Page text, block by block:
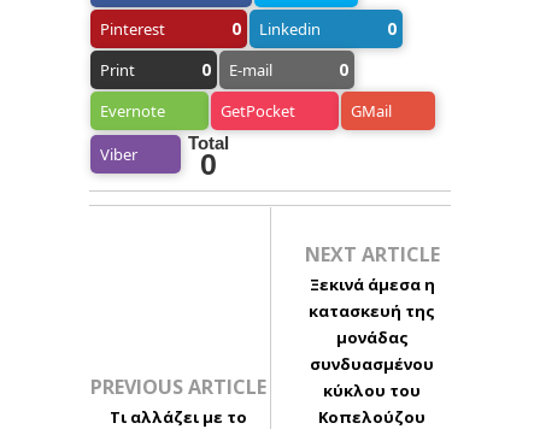
Pinterest
0 Linkedin 0
Print 0 E-mail 0
Evernote GetPocket GMail
Viber
Total
0
PREVIOUS ARTICLE
Τι αλλάζει με το
NEXT ARTICLE
Ξεκινά άμεσα η
κατασκευή της
μονάδας
συνδυασμένου
κύκλου του
Κοπελούζου